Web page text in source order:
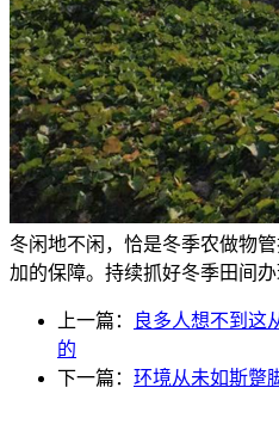
冬闲地不闲，恰是冬季农做物
加的保障。持续抓好冬季田间办
上一篇：
良多人想不到这
的
下一篇： 环境从未如斯蹩